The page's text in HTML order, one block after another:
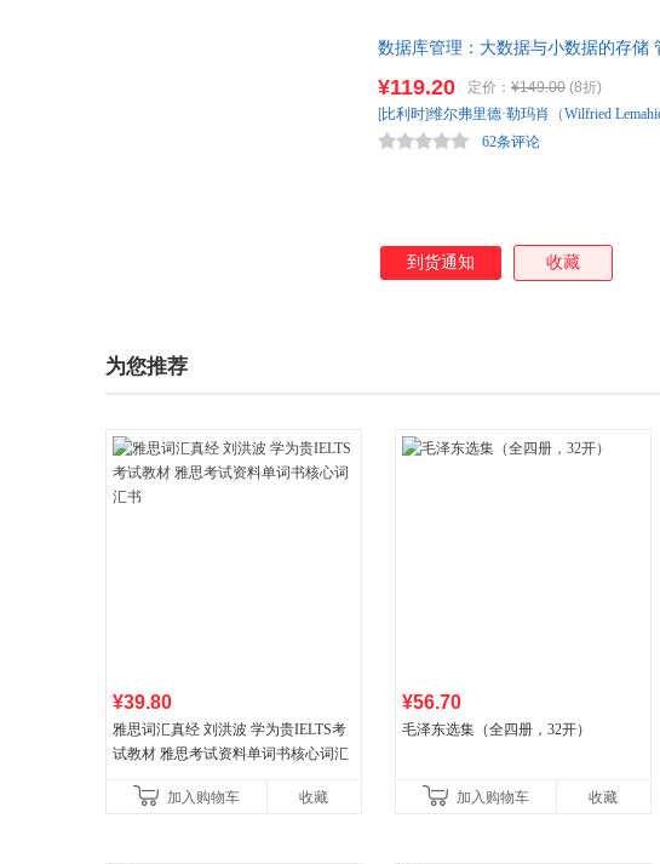
数据库管理：大数据与小数据的存储
¥119.20 定价： ¥149.00 (8折)
62条评论
[比利时]维尔弗里德·勒玛肖 （Wilfried
到货通知 收藏
为您推荐
¥39.80
雅思词汇真经 刘洪波 学为贵IELTS考
试教材 雅思考试资料单词书核心词汇
加入购物车
收藏
¥56.70
毛泽东选集（全四册，32开）
加入购物车 收藏